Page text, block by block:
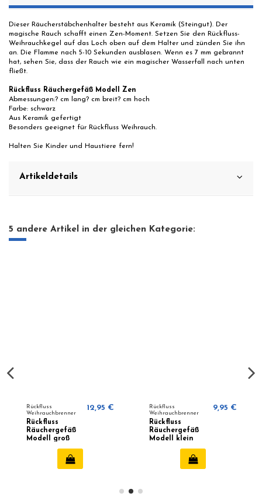
Dieser Räucherstäbchenhalter besteht aus Keramik (Steingut). Der
magische Rauch schafft einen Zen-Moment. Setzen Sie den Rückfluss-
Weihrauchkegel auf das Loch oben auf dem Halter und zünden Sie ihn
an. Die Flamme nach 5-10 Sekunden ausblasen. Wenn es 7 mm gebrannt
hat, sehen Sie, dass der Rauch wie ein magischer Wasserfall nach unten
fließt.
Rückfluss Räuchergefäß Modell Zen
Abmessungen:? cm lang? cm breit? cm hoch
Farbe: schwarz
Aus Keramik gefertigt
Besonders geeignet für Rückfluss Weihrauch.
Halten Sie Kinder und Haustiere fern!
Artikeldetails
5 andere Artikel in der gleichen Kategorie:
Modell groß
Kiezelstein
Modell klein
Kiezelstein